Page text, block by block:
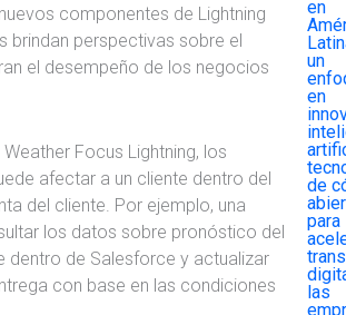
componentes de Lightning
brindan perspectivas sobre el
el desempeño de los negocios
Focus Lightning, los
afectar a un cliente dentro del
del cliente. Por ejemplo, una
los datos sobre pronóstico del
dentro de Salesforce y actualizar
con base en las condiciones